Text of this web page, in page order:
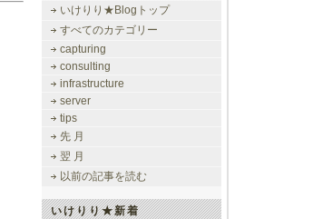
いけりり★Blogトップ
すべてのカテゴリー
capturing
consulting
infrastructure
server
tips
先 月
翌 月
以前の記事を読む
いけりり★新着